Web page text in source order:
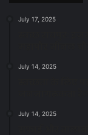
July 17, 2025
July 14, 2025
July 14, 2025